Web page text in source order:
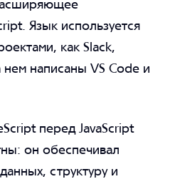
Язык используется
как Slack,
написаны VS Code и
перед JavaScript
он обеспечивал
структуру и